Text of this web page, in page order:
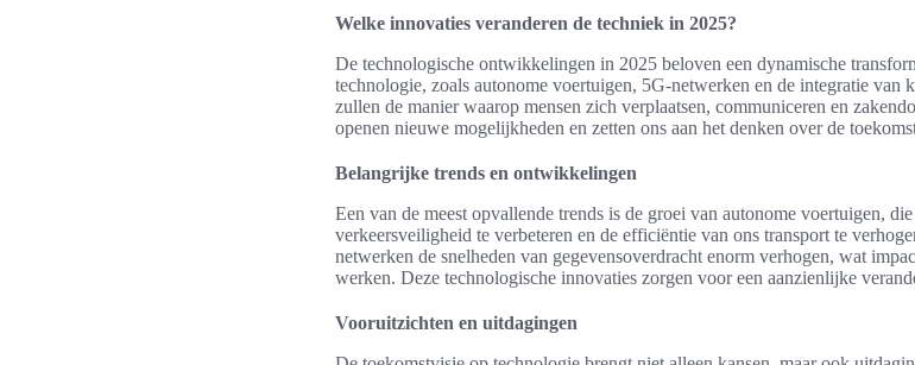
Welke innovaties veranderen de techniek in 2025?
De technologische ontwikkelingen in 2025 beloven een dynamische
technologie, zoals autonome voertuigen, 5G-netwerken en de integratie van
zullen de manier waarop mensen zich verplaatsen, communiceren en
openen nieuwe mogelijkheden en zetten ons aan het denken over de
Belangrijke trends en ontwikkelingen
Een van de meest opvallende trends is de groei van autonome voertuigen,
verkeersveiligheid te verbeteren en de efficiëntie van ons transport te
netwerken de snelheden van gegevensoverdracht enorm verhogen, wat
werken. Deze technologische innovaties zorgen voor een aanzienlijke
Vooruitzichten en uitdagingen